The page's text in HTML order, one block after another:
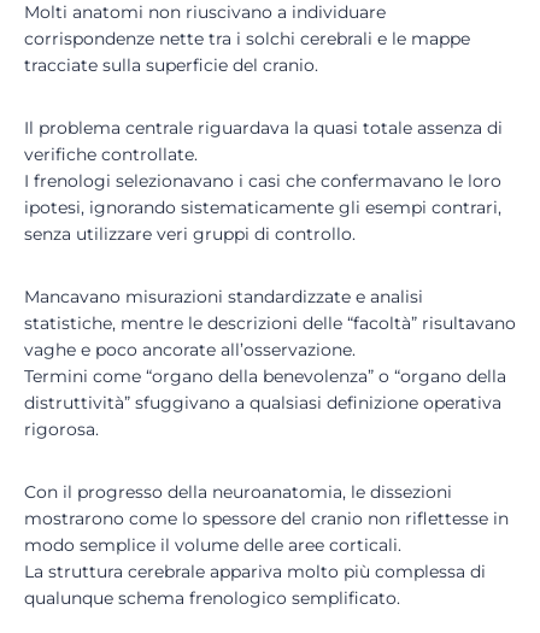
Molti anatomi non riuscivano a individuare
corrispondenze nette tra i solchi cerebrali e le mappe
tracciate sulla superficie del cranio.
Il problema centrale riguardava la quasi totale assenza di
verifiche controllate.
I frenologi selezionavano i casi che confermavano le loro
ipotesi, ignorando sistematicamente gli esempi contrari,
senza utilizzare veri gruppi di controllo.
Mancavano misurazioni standardizzate e analisi
statistiche, mentre le descrizioni delle “facoltà” risultavano
vaghe e poco ancorate all’osservazione.
Termini come “organo della benevolenza” o “organo della
distruttività” sfuggivano a qualsiasi definizione operativa
rigorosa.
Con il progresso della neuroanatomia, le dissezioni
mostrarono come lo spessore del cranio non riflettesse in
modo semplice il volume delle aree corticali.
La struttura cerebrale appariva molto più complessa di
qualunque schema frenologico semplificato.